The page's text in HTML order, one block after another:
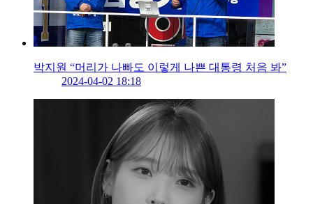
박지원 “머리가 나빠도 이렇게 나쁜 대통령 처음 봐”
2024-04-02 18:18